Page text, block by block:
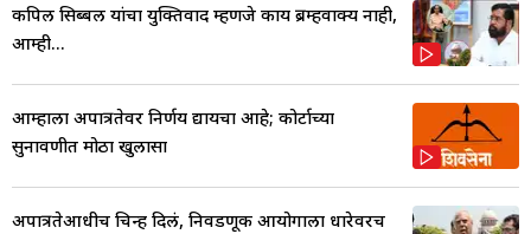
कपिल सिब्बल यांचा युक्तिवाद म्हणजे काय ब्रम्हवाक्य नाही,
आम्ही...
आम्हाला अपात्रतेवर निर्णय द्यायचा आहे; कोर्टाच्या
सुनावणीत मोठा खुलासा
अपात्रतेआधीच चिन्ह दिलं, निवडणूक आयोगाला धारेवरच